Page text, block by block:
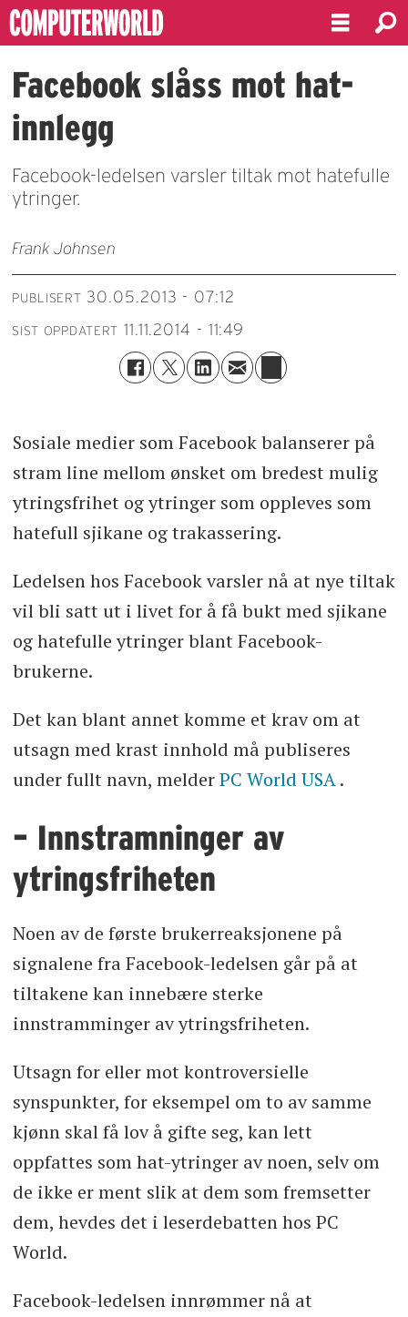
Facebook slåss mot hat-
innlegg
Facebook-ledelsen varsler tiltak mot hatefulle
ytringer.
Frank Johnsen
PUBLISERT 30.05.2013 - 07:12
SIST OPPDATERT 11.11.2014 - 11:49
Sosiale medier som Facebook balanserer på
stram line mellom ønsket om bredest mulig
ytringsfrihet og ytringer som oppleves som
hatefull sjikane og trakassering.
Ledelsen hos Facebook varsler nå at nye tiltak
vil bli satt ut i livet for å få bukt med sjikane
og hatefulle ytringer blant Facebook-
brukerne.
Det kan blant annet komme et krav om at
utsagn med krast innhold må publiseres
under fullt navn, melderPC World USA.
– Innstramninger av
ytringsfriheten
Noen av de første brukerreaksjonene på
signalene fra Facebook-ledelsen går på at
tiltakene kan innebære sterke
innstramminger av ytringsfriheten.
Utsagn for eller mot kontroversielle
synspunkter, for eksempel om to av samme
kjønn skal få lov å gifte seg, kan lett
oppfattes som hat-ytringer av noen, selv om
de ikke er ment slik at dem som fremsetter
dem, hevdes det i leserdebatten hos PC
World.
Facebook-ledelsen innrømmer nå at